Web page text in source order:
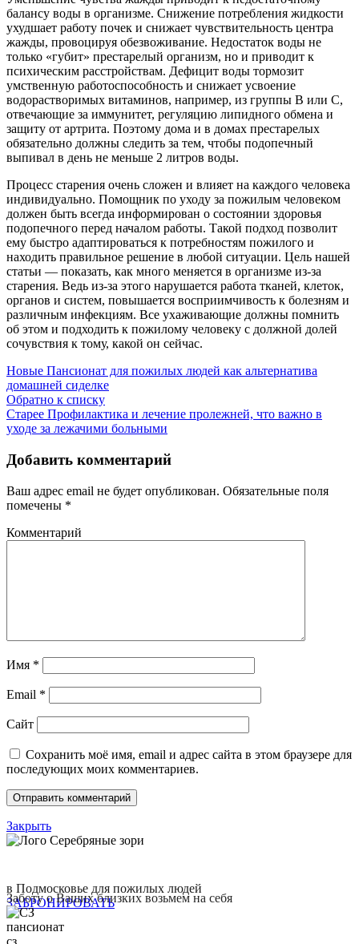
балансу воды в организме. Снижение потребления жидкости
ухудшает работу почек и снижает чувствительность центра
жажды, провоцируя обезвоживание. Недостаток воды не
только «губит» престарелый организм, но и приводит к
психическим расстройствам. Дефицит воды тормозит
умственную работоспособность и снижает усвоение
водорастворимых витаминов, например, из группы В или С,
отвечающие за иммунитет, регуляцию липидного обмена и
защиту от артрита. Поэтому дома и в домах престарелых
обязательно должны следить за тем, чтобы подопечный
выпивал в день не меньше 2 литров воды.
Процесс старения очень сложен и влияет на каждого человека
индивидуально. Помощник по уходу за пожилым человеком
должен быть всегда информирован о состоянии здоровья
подопечного перед началом работы. Такой подход позволит
ему быстро адаптироваться к потребностям пожилого и
находить правильное решение в любой ситуации. Цель нашей
статьи — показать, как много меняется в организме из-за
старения. Ведь из-за этого нарушается работа тканей, клеток,
органов и систем, повышается восприимчивость к болезням и
различным инфекциям. Все ухаживающие должны помнить
об этом и подходить к пожилому человеку с должной долей
сочувствия к тому, какой он сейчас.
Новые Пансионат для пожилых людей как альтернатива
домашней сиделке
Обратно к списку
Старее Профилактика и лечение пролежней, что важно в
уходе за лежачими больными
Добавить комментарий
Ваш адрес email не будет опубликован. Обязательные поля
помечены *
Комментарий
Имя *
Email *
Сайт
Сохранить моё имя, email и адрес сайта в этом браузере для
последующих моих комментариев.
Закрыть
в Подмосковье для пожилых людей
ЗАБРОНИРОВАТЬ
Заботу о Ваших близких возьмем на себя